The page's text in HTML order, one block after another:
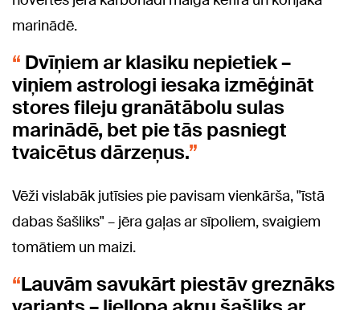
marinādē.
Dvīņiem ar klasiku nepietiek –
viņiem astrologi iesaka izmēģināt
stores fileju granātābolu sulas
marinādē, bet pie tās pasniegt
tvaicētus dārzeņus.
Vēži vislabāk jutīsies pie pavisam vienkārša, "īstā
dabas šašliks" – jēra gaļas ar sīpoliem, svaigiem
tomātiem un maizi.
Lauvām savukārt piestāv greznāks